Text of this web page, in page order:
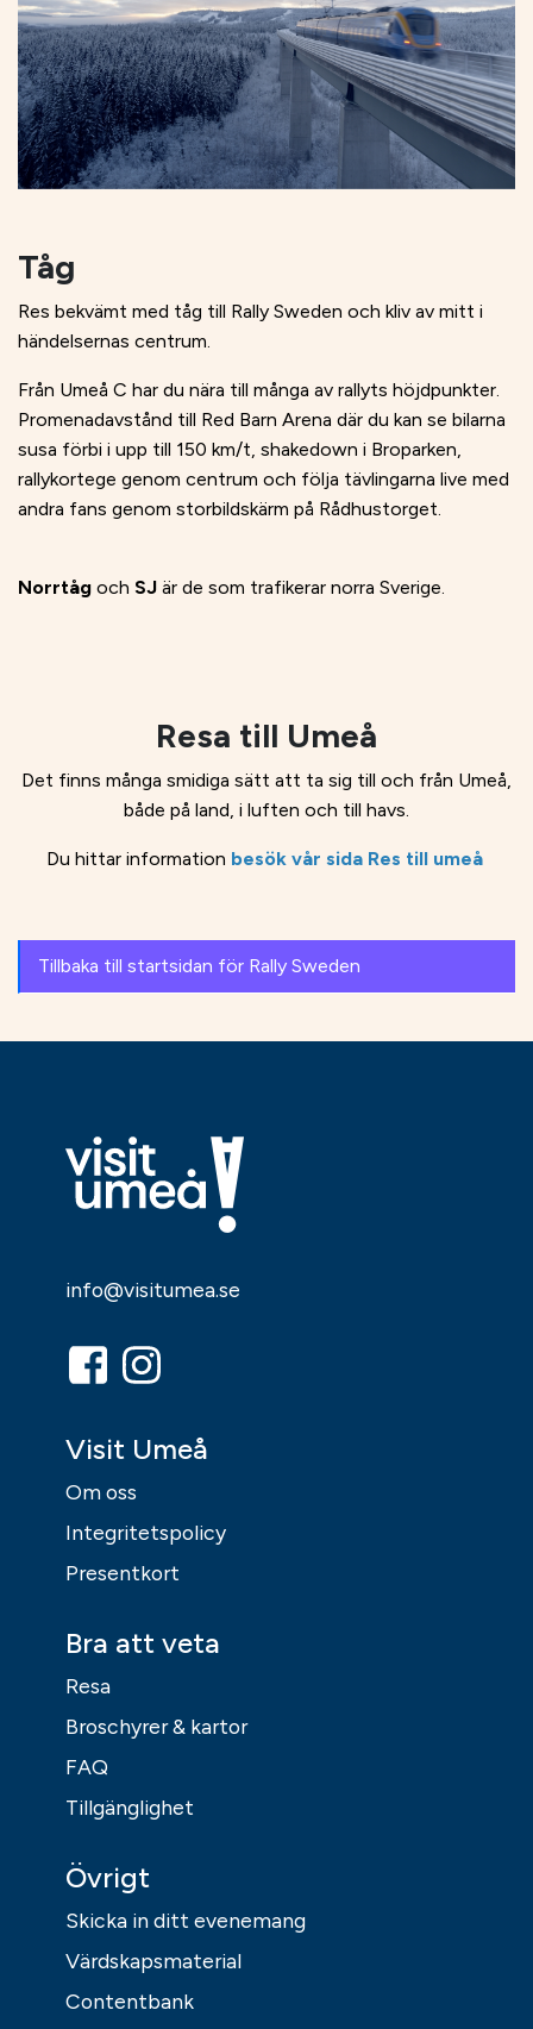
Tåg
Res bekvämt med tåg till Rally Sweden och kliv av mitt i
händelsernas centrum.
Från Umeå C har du nära till många av rallyts höjdpunkter.
Promenadavstånd till Red Barn Arena där du kan se bilarna
susa förbi i upp till 150 km/t, shakedown i Broparken,
rallykortege genom centrum och följa tävlingarna live med
andra fans genom storbildskärm på Rådhustorget.
Norrtåg och SJ är de som trafikerar norra Sverige.
Resa till Umeå
Det finns många smidiga sätt att ta sig till och från Umeå,
både på land, i luften och till havs.
Du hittar information besök vår sida Res till umeå
Tillbaka till startsidan för Rally Sweden
info@visitumea.se
Visit Umeå
Om oss
Integritetspolicy
Presentkort
Bra att veta
Resa
Broschyrer & kartor
FAQ
Tillgänglighet
Övrigt
Skicka in ditt evenemang
Värdskapsmaterial
Contentbank